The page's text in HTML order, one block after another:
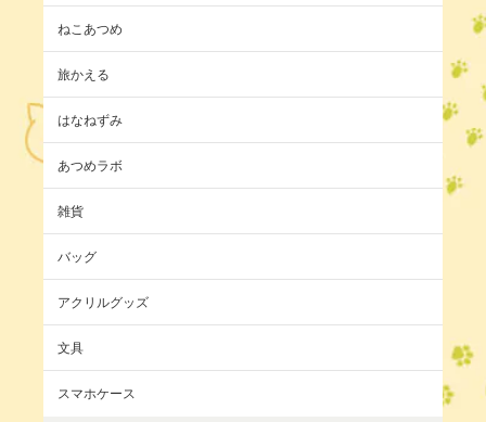
ねこあつめ
旅かえる
はなねずみ
あつめラボ
雑貨
バッグ
アクリルグッズ
文具
スマホケース